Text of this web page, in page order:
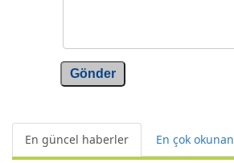
Gönder
En güncel haberler En çok okunan